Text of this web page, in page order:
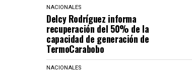
NACIONALES
Delcy Rodríguez informa
recuperación del 50% de la
capacidad de generación de
TermoCarabobo
NACIONALES